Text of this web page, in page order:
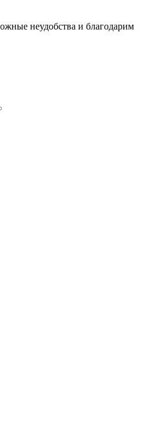
неудобства и благодарим